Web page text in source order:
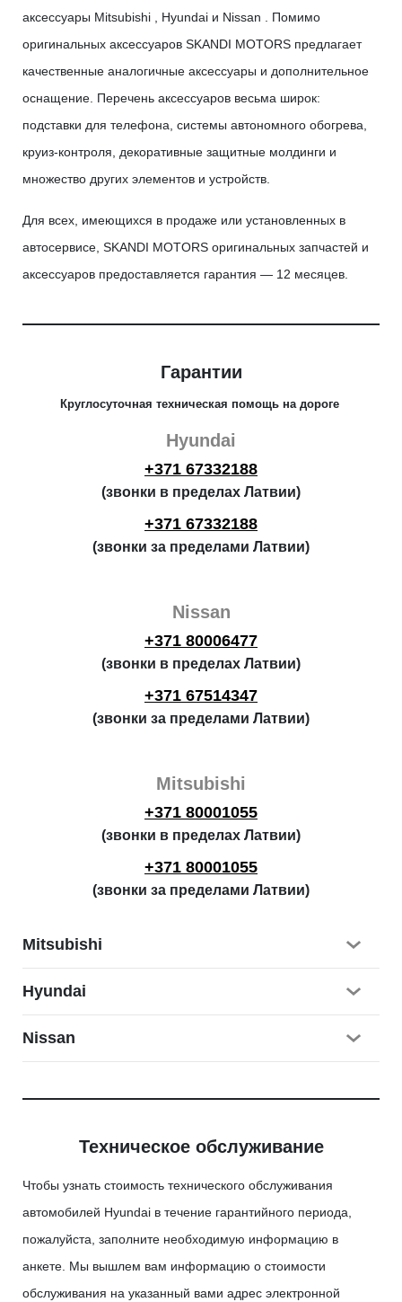
аксессуары Mitsubishi , Hyundai и Nissan . Помимо
оригинальных аксессуаров SKANDI MOTORS предлагает
качественные аналогичные аксессуары и дополнительное
оснащение. Перечень аксессуаров весьма широк:
подставки для телефона, системы автономного обогрева,
круиз-контроля, декоративные защитные молдинги и
множество других элементов и устройств.
Для всех, имеющихся в продаже или установленных в
автосервисе, SKANDI MOTORS оригинальных запчастей и
аксессуаров предоставляется гарантия — 12 месяцев.
Гарантии
Круглосуточная техническая помощь на дороге
Hyundai
+371 67332188
(звонки в пределах Латвии)
+371 67332188
(звонки за пределами Латвии)
Nissan
+371 80006477
(звонки в пределах Латвии)
+371 67514347
(звонки за пределами Латвии)
Mitsubishi
+371 80001055
(звонки в пределах Латвии)
+371 80001055
(звонки за пределами Латвии)
Mitsubishi
Hyundai
Nissan
Техническое обслуживание
Чтобы узнать стоимость технического обслуживания
автомобилей Hyundai в течение гарантийного периода,
пожалуйста, заполните необходимую информацию в
анкете. Мы вышлем вам информацию о стоимости
обслуживания на указанный вами адрес электронной